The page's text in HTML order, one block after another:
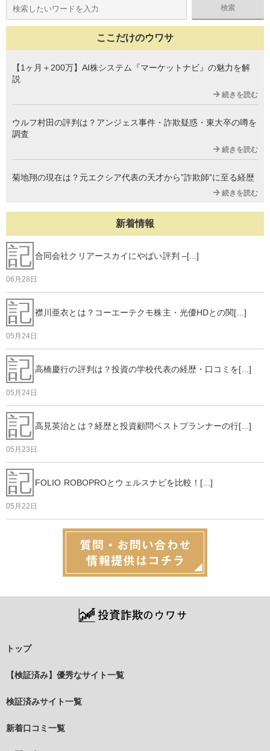
ここだけのウワサ
【1ヶ月＋200万】AI株システム『マーケットナビ』の魅力を解
説
続きを読む
ウルフ村田の評判は？アンジェス事件・詐欺疑惑・東大卒の噂を
調査
続きを読む
菊地翔の現在は？元エクシア代表の天才から”詐欺師”に至る経歴
続きを読む
新着情報
記 合同会社クリアースカイにやばい評判 –[...]
06月28日
記 襟川亜衣とは？コーエーテクモ株主・光優HDとの関[...]
05月24日
記 高橋慶行の評判は？投資の学校代表の経歴・口コミを[...]
05月24日
記 高見英治とは？経歴と投資顧問ベストプランナーの行[...]
05月23日
記 FOLIO ROBOPROとウェルスナビを比較！[...]
05月22日
トップ
【検証済み】優秀なサイト一覧
検証済みサイト一覧
新着口コミ一覧